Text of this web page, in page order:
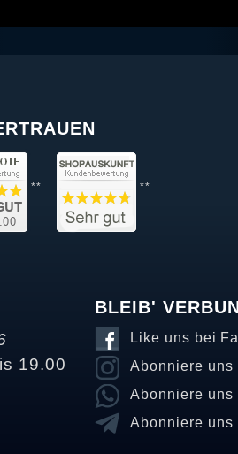
** **
19.00
BLEIB'
Like uns bei
Abonniere uns
Abonniere uns
Abonniere uns